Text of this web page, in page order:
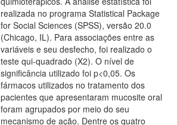
realizada no programa Statistical Package
for Social Sciences (SPSS), versão 20.0
(Chicago, IL). Para associações entre as
variáveis e seu desfecho, foi realizado o
teste qui-quadrado (X2). O nível de
significância utilizado foi p<0,05. Os
fármacos utilizados no tratamento dos
pacientes que apresentaram mucosite oral
foram agrupados por meio do seu
mecanismo de ação. Dentre os quatro